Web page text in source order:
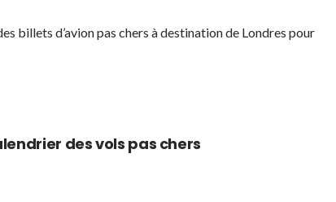
billets d’avion pas chers à destination de Londres pour
des vols pas chers